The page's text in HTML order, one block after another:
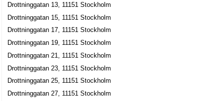
Diapraxas
Ulf Gunnar Rickard Lindgren
Drottninggatan 102 B Lgh 1102, 11160 Stockholm
Circle Of Friends AB
Anna Katarina Hedbeck
Drottninggatan 102b, 11160 Stockholm
Drottninggatan 13, 11151 Stockholm
Drottninggatan 15, 11151 Stockholm
Drottninggatan 17, 11151 Stockholm
Drottninggatan 19, 11151 Stockholm
Drottninggatan 21, 11151 Stockholm
Drottninggatan 23, 11151 Stockholm
Drottninggatan 25, 11151 Stockholm
Drottninggatan 27, 11151 Stockholm